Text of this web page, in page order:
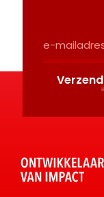
Mailadres
Verzend